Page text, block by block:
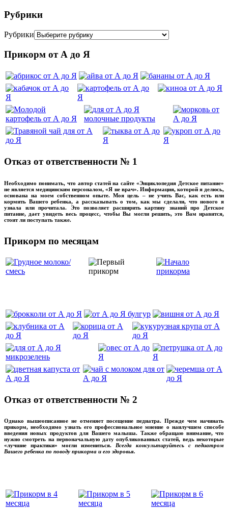
Рубрики
Рубрики
Прикорм от А до Я
Отказ от ответственности № 1
Необходимо понимать, что автор статей на сайте «Энциклопедия Детское питание»
не является медицинским персоналом, «Я не врач». Информация, которой я делюсь,
основана на моем собственном опыте. Моя цель – не учить Вас, как есть или
кормить Вашего ребенка, а рассказывать о том, как мы сделали, что нового я
узнала или прочитала. Это позволяет расширить картину знаний про Детское
питание, дает увидеть весь процесс, чтобы Вы могли решить, это Вам нравится,
стоит ли поступать также.
Прикорм по месяцам
Отказ от ответственности № 2
Однако вышеописанное не отменяет посещение педиатра. Прежде чем начинать
прикорм, необходимо узнать его профессиональное мнение о наилучшем способе
введения новых продуктов для Вашего малыша. Также обращаю внимание, что
нужно смотреть на первоначальную дату опубликованных статей, ведь некоторые
«лучшие практики» могли измениться. Всегда консультируйтесь с педиатром
Вашего ребенка по поводу прикорма и его здоровья.